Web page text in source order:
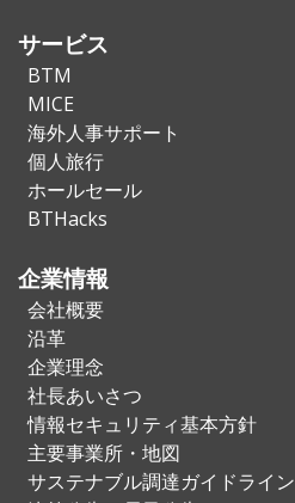
サービス
BTM
MICE
海外人事サポート
個人旅行
ホールセール
BTHacks
企業情報
会社概要
沿革
企業理念
社長あいさつ
情報セキュリティ基本方針
主要事業所・地図
サステナブル調達ガイドライン